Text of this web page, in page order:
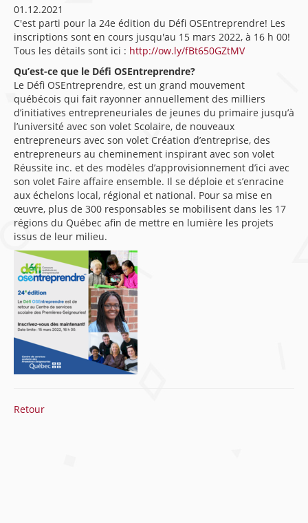
01.12.2021
C'est parti pour la 24e édition du Défi OSEntreprendre! Les
inscriptions sont en cours jusqu'au 15 mars 2022, à 16 h 00!
Tous les détails sont ici : http://ow.ly/fBt650GZtMV
Qu’est-ce que le Défi OSEntreprendre?
Le Défi OSEntreprendre, est un grand mouvement
québécois qui fait rayonner annuellement des milliers
d’initiatives entrepreneuriales de jeunes du primaire jusqu’à
l’université avec son volet Scolaire, de nouveaux
entrepreneurs avec son volet Création d’entreprise, des
entrepreneurs au cheminement inspirant avec son volet
Réussite inc. et des modèles d’approvisionnement d’ici avec
son volet Faire affaire ensemble. Il se déploie et s’enracine
aux échelons local, régional et national. Pour sa mise en
œuvre, plus de 300 responsables se mobilisent dans les 17
régions du Québec afin de mettre en lumière les projets
issus de leur milieu.
Retour